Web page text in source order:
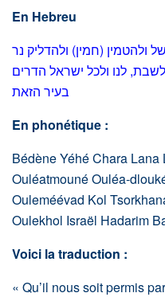
En Hebreu
ולהטמין (חמין) ולהדליק נר
לנו ולכל ישראל הדרים
בעיר הזאת
En phonétique :
Bédène Yéhé Chara
Ouléatmouné Ouléa-
Ouleméévad Kol
Oulekhol Israël Hadarim
Voici la traduction :
« Qu’il nous soit permis